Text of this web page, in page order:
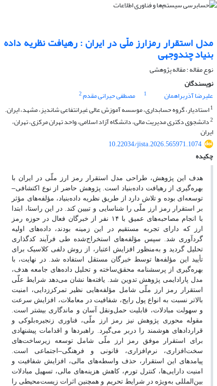
مدل استقرار رمزارز ملّی در ایران : رهیافت نظریه داده
بنیاد چندوجهی
نوع مقاله : مقاله پژوهشی
نویسندگان
علیرضا آذربراهمان
1 مصطفی حیرانی مقدم2
1استادیار، گروه حسابداری، موسسه آموزش عالی غیرانتفاعی شاندیز، مشهد، ایران.
2دانشجوی دکتری مدیریت مالی، دانشگاه آزاد اسلامی، واحد تهران مرکزی، تهران،
ایران
10.22034/jista.2026.565971.1074
چکیده
هدف این پژوهش، طراحی مدل استقرار رمز ارز ملّی در ایران با
بهره‌گیری از رهیافت داده‌بنیاد است. پژوهش حاضر از نوع اکتشافی–
توسعه‌ای بوده و تلاش دارد از طریق نظریه داده‌بنیاد، مؤلفه‌های مؤثر
بر استقرار رمز ارز ملّی را شناسایی و تبیین کند. در این راستا، ابتدا
با انجام مصاحبه‌های عمیق با ۱۴ نفر از خبرگان فعال در حوزه رمز
ارز که دارای تجربه مستقیم در این زمینه بودند، داده‌های اولیه
گردآوری شد. سپس مؤلفه‌های استخراج‌شده طی فرآیند کدگذاری
تحلیل گردید و به‌منظور افزایش اعتبار، از روش دلفی کلاسیک برای
تأیید این مؤلفه‌ها توسط خبرگان مستقل استفاده شد. در نهایت، با
بهره‌گیری از پرسشنامه محقق‌ساخته و تحلیل داده‌های جامعه هدف،
مدل پارادایمی پژوهش تدوین شد. یافته‌ها نشان می‌دهد شرایط علّی
استقرار رمز ارز ملّی شامل مؤلفه‌هایی نظیر تمرکززدایی، امنیت
بالاتر نسبت به انواع پول رایج، شفافیت در معاملات، افزایش سرعت
و سهولت مبادلات، قابلیت حمل‌ونقل آسان و ماندگاری بیشتر است.
مقوله محوری پژوهش نیز رمز ارز ملّی، فناوری زنجیره‌بلوکی و
قراردادهای هوشمند را دربر می‌گیرد. راهبردها و اقدامات پیشنهادی
برای استقرار موفق رمز ارز ملّی شامل توسعه زیرساخت‌های
سخت‌افزاری، نرم‌افزاری، قانونی و فرهنگی– اجتماعی است.
پیامدهای این استقرار، حذف واسطه‌های مالی، افزایش شفافیت و
امنیت دارایی‌ها، کنترل تورم، کاهش هزینه‌های مالی، تسهیل مبادلات
بین‌المللی به‌ویژه در شرایط تحریم و همچنین اثرات زیست‌محیطی را